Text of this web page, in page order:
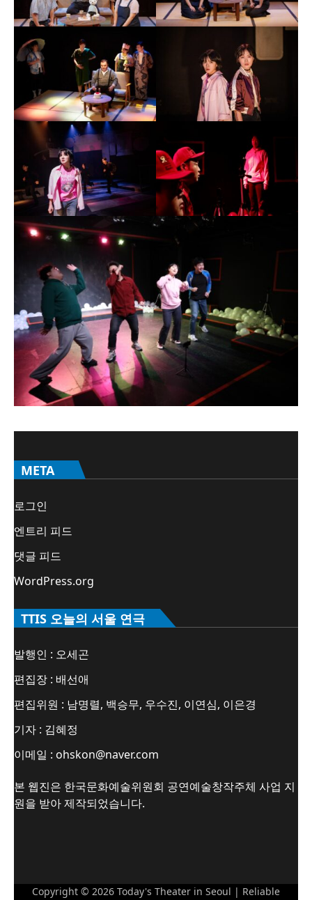
META
로그인
엔트리 피드
댓글 피드
WordPress.org
TTIS 오늘의 서울 연극
발행인 : 오세곤
편집장 : 배선애
편집위원 : 남명렬, 백승무, 우수진, 이연심, 이은경
기자 : 김혜정
이메일 : ohskon@naver.com
본 웹진은 한국문화예술위원회 공연예술창작주체 사업 지
원을 받아 제작되었습니다.
Copyright © 2026 Today's Theater in Seoul | Reliable